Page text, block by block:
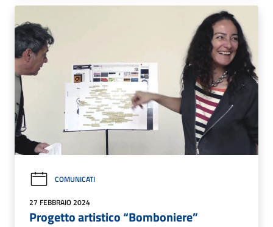
COMUNICATI
27 FEBBRAIO 2024
Progetto artistico “Bomboniere”